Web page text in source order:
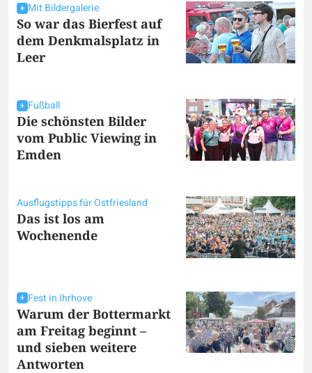
Mit Bildergalerie
So war das Bierfest auf
dem Denkmalsplatz in
Leer
Fußball
Die schönsten Bilder
vom Public Viewing in
Emden
Ausflugstipps für Ostfriesland
Das ist los am
Wochenende
Fest in Ihrhove
Warum der Bottermarkt
am Freitag beginnt –
und sieben weitere
Antworten